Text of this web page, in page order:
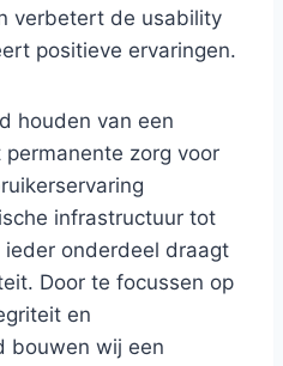
verbetert de usability
positieve ervaringen.
houden van een
permanente zorg voor
infrastructuur tot
onderdeel draagt
Door te focussen op
en
bouwen wij een